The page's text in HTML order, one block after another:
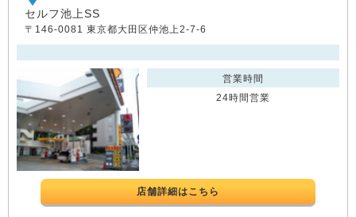
セルフ池上SS
〒146-0081 東京都大田区仲池上2-7-6
営業時間
24時間営業
店舗詳細はこちら